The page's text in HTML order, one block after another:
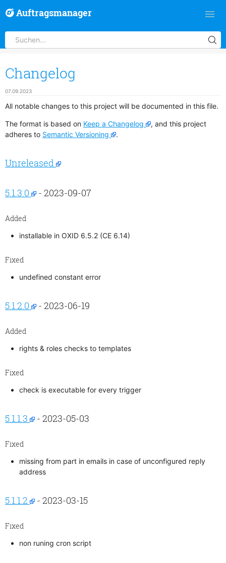
Auftragsmanager
Changelog
07.09.2023
All notable changes to this project will be documented in this file.
The format is based on Keep a Changelog
, and this project
adheres to Semantic Versioning .
Unreleased
5.1.3.0 - 2023-09-07
Added
installable in OXID 6.5.2 (CE 6.14)
Fixed
undefined constant error
5.1.2.0 - 2023-06-19
Added
rights & roles checks to templates
Fixed
check is executable for every trigger
5.1.1.3 - 2023-05-03
Fixed
missing from part in emails in case of unconfigured reply
address
5.1.1.2 - 2023-03-15
Fixed
non runing cron script